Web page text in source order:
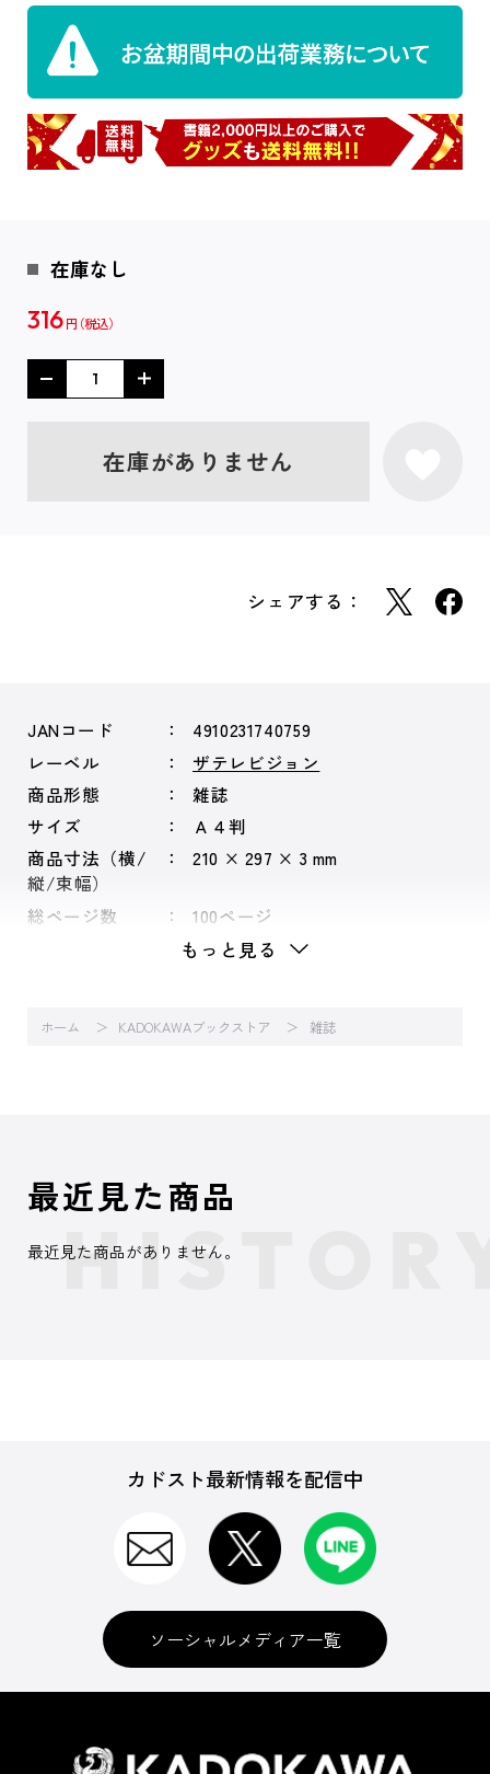
在庫なし
316 円
在庫がありません
シェアする：
JANコード
4910231740759
レーベル
ザテレビジョン
商品形態
雑誌
サイズ
Ａ４判
商品寸法（横/
縦/束幅）
210 × 297 × 3 mm
総ページ数 100ページ
もっと見る
ホーム KADOKAWAブックストア 雑誌
最近見た商品
最近見た商品がありません。
カドスト最新情報を配信中
ソーシャルメディア一覧